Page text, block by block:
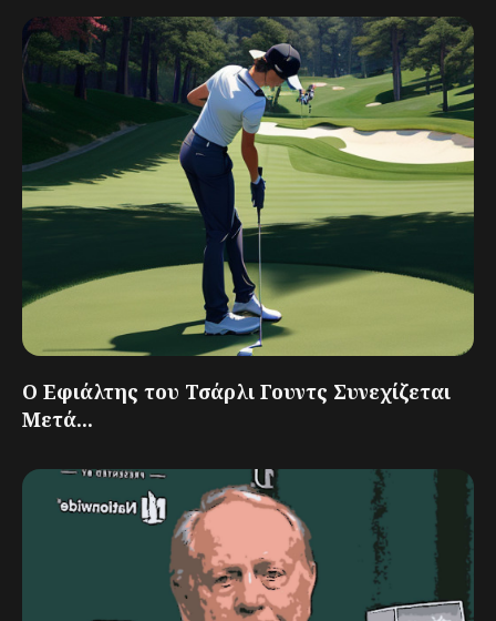
Ο Εφιάλτης του Τσάρλι Γουντς Συνεχίζεται
Μετά...